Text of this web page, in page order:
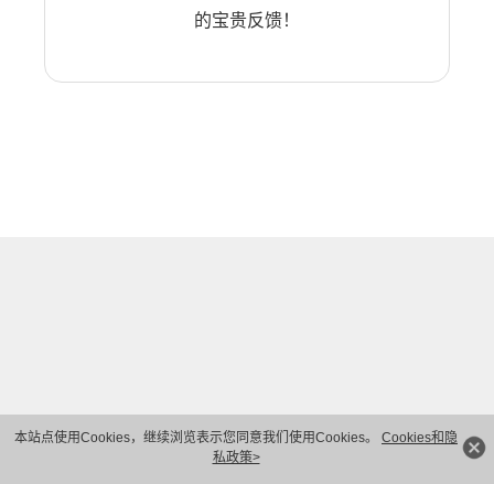
本站点使用Cookies，继续浏览表示您同意我们使用Cookies。 Cookies和隐
私政策>
的宝贵反馈！